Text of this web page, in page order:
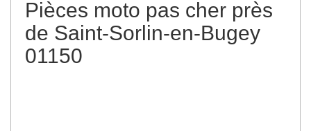
Pièces moto pas cher près
de Saint-Sorlin-en-Bugey
01150